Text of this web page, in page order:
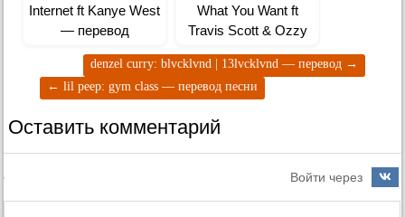
Internet ft Kanye West
— перевод
What You Want ft
Travis Scott & Ozzy
denzel curry: blvcklvnd | 13lvcklvnd — перевод →
← lil peep: gym class — перевод песни
Оставить комментарий
Войти через